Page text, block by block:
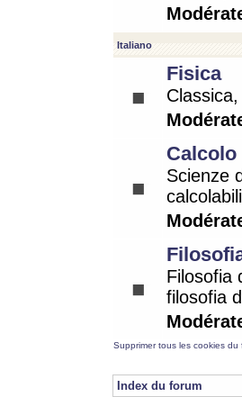
Italiano
Fisica
Calcolo
Scienze
Filosofia
filosofia
Supprimer tous les cookies du
Index du forum